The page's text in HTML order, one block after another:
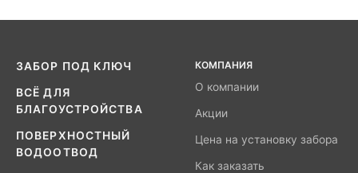
ЗАБОР ПОД КЛЮЧ
ВСЁ ДЛЯ
БЛАГОУСТРОЙСТВА
ПОВЕРХНОСТНЫЙ
ВОДООТВОД
КОМПАНИЯ
О компании
Акции
Цена на установку забора
Как заказать